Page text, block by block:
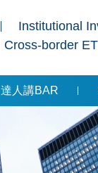
Institutional
Cross-border
達人講BAR